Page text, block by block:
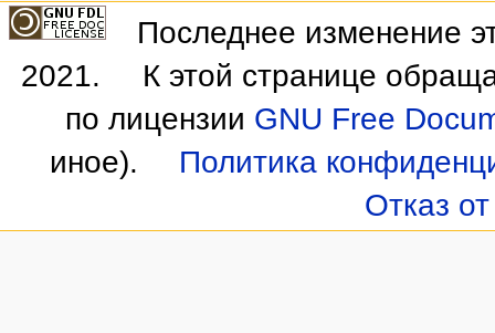
Последнее изменение
2021.
К этой странице
по лицензии GNU Free
иное).
Политика
Отказ